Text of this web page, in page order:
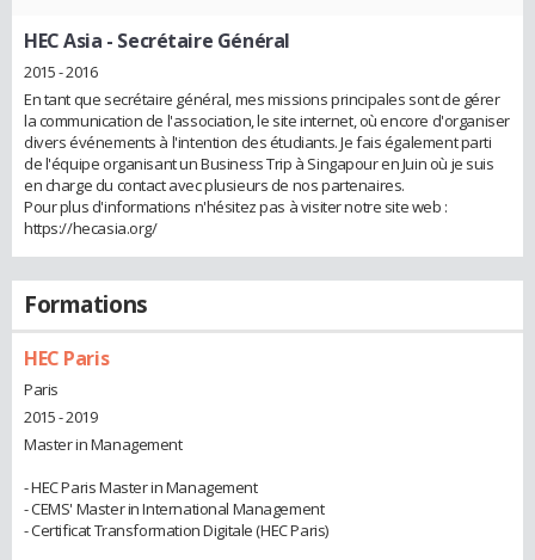
HEC Asia - Secrétaire Général
2015 - 2016
En tant que secrétaire général, mes missions principales sont de gérer
la communication de l'association, le site internet, où encore d'organiser
divers événements à l'intention des étudiants. Je fais également parti
de l'équipe organisant un Business Trip à Singapour en Juin où je suis
en charge du contact avec plusieurs de nos partenaires.
Pour plus d'informations n'hésitez pas à visiter notre site web :
https://hecasia.org/
Formations
HEC Paris
Paris
2015 - 2019
Master in Management
- HEC Paris Master in Management
- CEMS' Master in International Management
- Certificat Transformation Digitale (HEC Paris)